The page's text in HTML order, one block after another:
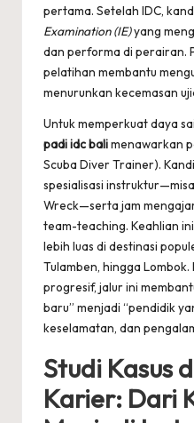
pertama. Setelah IDC,
Examination (IE)yang
dan performa di perairan.
pelatihan membantu
menurunkan kecemasan
Untuk memperkuat daya
padi idc balimenawarkan
Scuba Diver Trainer).
spesialisasi
Wreck—serta jam
team-teaching. Keahlian
lebih luas di destinasi
Tulamben, hingga
progresif, jalur ini
baru” menjadi “pendidik
keselamatan, dan
Studi Kasus
Karier: Dari